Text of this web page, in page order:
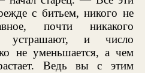
с битьем, никого не
почти никакого
устрашают, и число
не уменьшается, а чем
Ведь вы с этим